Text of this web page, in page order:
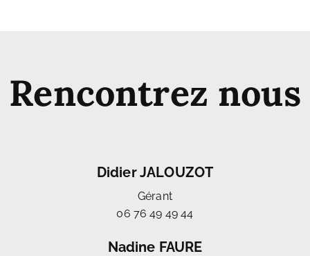
Rencontrez nous
Didier JALOUZOT
Gérant
06 76 49 49 44
Nadine FAURE